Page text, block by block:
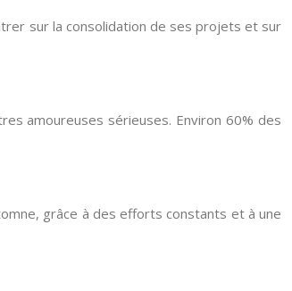
sur la consolidation de ses projets et sur
amoureuses sérieuses. Environ 60% des
grâce à des efforts constants et à une